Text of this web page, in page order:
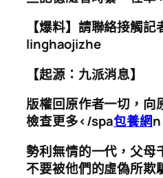
【爆料】請聯絡接觸記
linghaojizhe
【起源：九派消息】
版權回原作者一切，向
檢查更多</spa包養網
勢利無情的一代，父母
不要被他們的虛偽所欺